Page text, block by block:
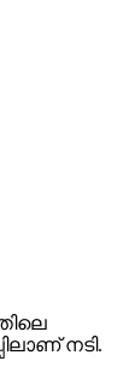
നടി.